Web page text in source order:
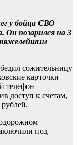
у бойца СВО
Он позарился на 3
сожительницу
карточки
телефон
доступ к счетам,
под